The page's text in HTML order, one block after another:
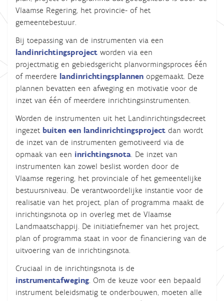
Vlaamse Regering, het provincie- of het
gemeentebestuur.
Bij toepassing van de instrumenten via een
landinrichtingsproject worden via een
projectmatig en gebiedsgericht planvormingsproces één
of meerdere landinrichtingsplannen opgemaakt. Deze
plannen bevatten een afweging en motivatie voor de
inzet van één of meerdere inrichtingsinstrumenten.
Worden de instrumenten uit het Landinrichtingsdecreet
ingezet buiten een landinrichtingsproject dan wordt
de inzet van de instrumenten gemotiveerd via de
opmaak van een inrichtingsnota . De inzet van
instrumenten kan zowel beslist worden door de
Vlaamse regering, het provinciale of het gemeentelijke
bestuursniveau. De verantwoordelijke instantie voor de
realisatie van het project, plan of programma maakt de
inrichtingsnota op in overleg met de Vlaamse
Landmaatschappij. De initiatiefnemer van het project,
plan of programma staat in voor de financiering van de
uitvoering van de inrichtingsnota.
Cruciaal in de inrichtingsnota is de
instrumentafweging . Om de keuze voor een bepaald
instrument beleidsmatig te onderbouwen, moeten alle